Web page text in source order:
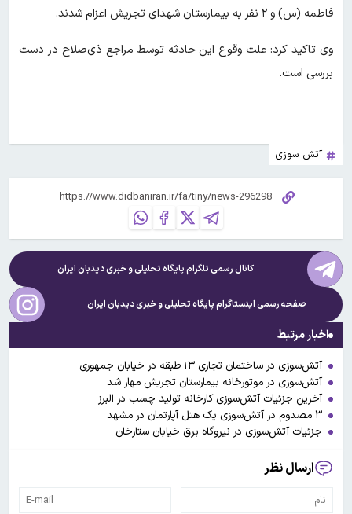
فاطمه (س) و ۲ نفر به بیمارستان شهدای تجریش اعزام شدند.
وی تاکید کرد: علت وقوع این حادثه توسط مراجع ذی‌صلاح در دست
بررسی است.
آتش سوزی
کانال رسمی تلگرام پایگاه تحلیلی و خبریدیدبان ایران
صفحه رسمی اینستاگرام پایگاه تحلیلی و خبریدیدبان ایران
اخبار مرتبط
آتش‌سوزی در ساختمان تجاری ۱۳ طبقه در خیابان جمهوری
آتش‌سوزی در موتورخانه بیمارستان تجریش مهار شد
آخرین جزئیات آتش‌سوزی کارخانه تولید چسب در البرز
۳ مصدوم در آتش‌سوزی یک هتل آپارتمان در مشهد
جزئیات آتش‌سوزی در نیروگاه برق خیابان ستارخان
ارسال نظر